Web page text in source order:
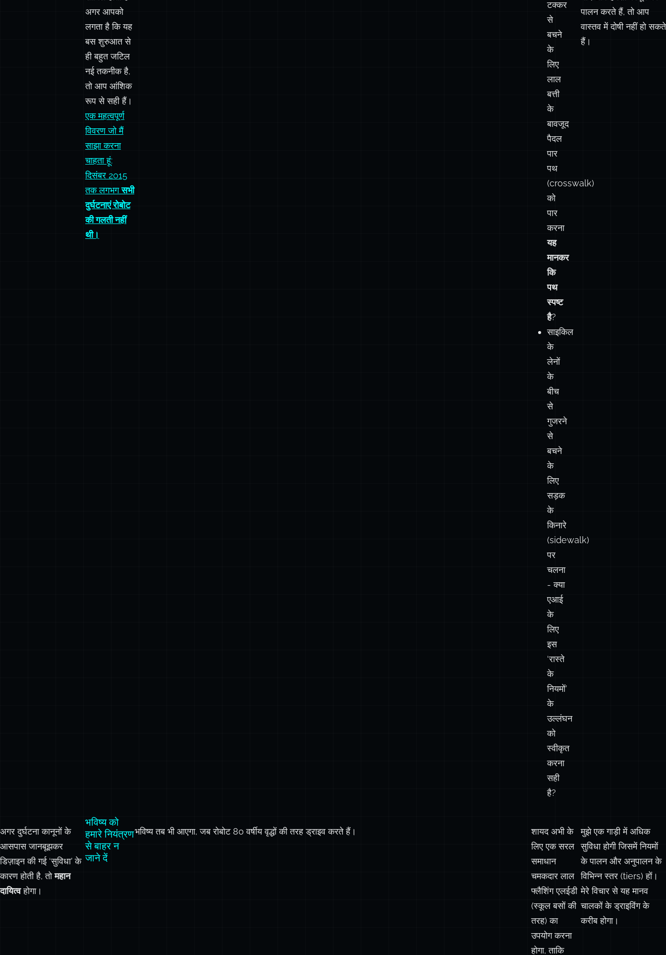
अगर आपको
लगता है कि यह
बस शुरुआत से
ही बहुत जटिल
नई तकनीक है,
तो आप आंशिक
रूप से सही हैं।
एक महत्वपूर्ण
विवरण जो मैं
साझा करना
चाहता हूं:
दिसंबर 2015
तक लगभगसभी
दुर्घटनाएं रोबोट
की गलती नहीं
थी।
टक्कर
से
बचने
के
लिए
लाल
बत्ती
के
बावजूद
पैदल
पार
पथ
(crosswalk)
को
पार
करना
यह
मानकर
कि
पथ
स्पष्ट
है?
साइकिल
के
लेनों
के
बीच
से
गुजरने
से
बचने
के
लिए
सड़क
के
किनारे
(sidewalk)
पर
चलना
- क्या
एआई
के
लिए
इस
‘रास्ते
के
नियमों’
के
उल्लंघन
को
स्वीकृत
करना
सही
है?
पालन करते हैं, तो आप
वास्तव में दोषी नहीं हो सकते
हैं।
अगर दुर्घटना कानूनों के
आसपास जानबूझकर
डिज़ाइन की गई ‘सुविधा’ के
कारण होती है, तोमहान
दायित्वहोगा।
भविष्य को
हमारे नियंत्रण
से बाहर न
जाने दें
भविष्य तब भी आएगा, जब रोबोट 80 वर्षीय वृद्धों की तरह ड्राइव करते हैं।
शायद अभी के
लिए एक सरल
समाधान
चमकदार लाल
फ्लैशिंग एलईडी
(स्कूल बसों की
तरह) का
उपयोग करना
होगा, ताकि
मुझे एक गाड़ी में अधिक
सुविधा होगी जिसमें नियमों
के पालन और अनुपालन के
विभिन्न स्तर (tiers) हों।
मेरे विचार से यह मानव
चालकों के ड्राइविंग के
करीब होगा।